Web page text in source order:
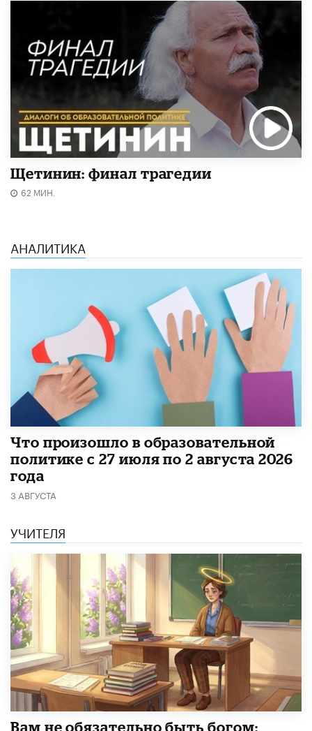
Щетинин: финал трагедии
62 МИН.
АНАЛИТИКА
​Что произошло в образовательной
политике с 27 июля по 2 августа 2026
года
3 АВГУСТА
УЧИТЕЛЯ
​Вам не обязательно быть богом: